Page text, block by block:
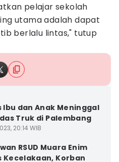
pelajar sekolah
utama adalah dapat
berlalu lintas," tutup
Ibu dan Anak Meninggal
Truk di Palembang
20:14 WIB
RSUD Muara Enim
Kecelakaan, Korban